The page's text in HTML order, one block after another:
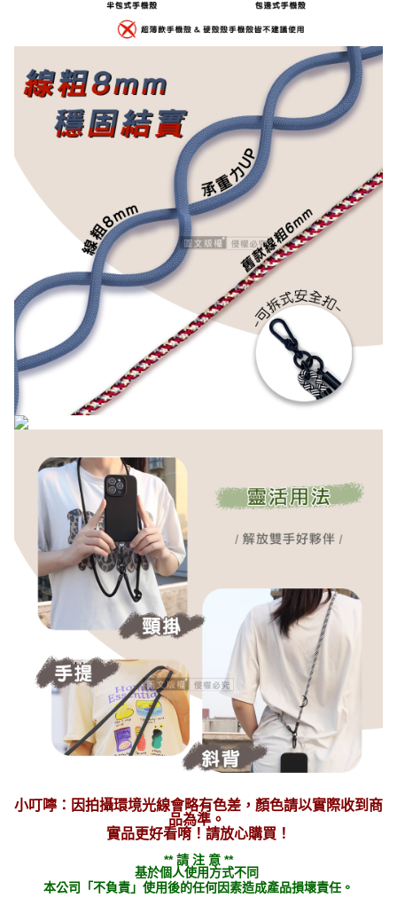
小叮嚀：因拍攝環境光線會略有色差，顏色請以實際收到商
品為準。
實品更好看唷！請放心購買！
** 請 注 意 **
基於個人使用方式不同
本公司「不負責」使用後的任何因素造成產品損壞責任。